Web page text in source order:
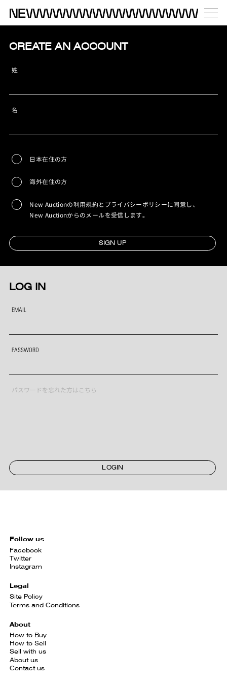
CREATE AN ACCOUNT
姓
名
日本在住の方
海外在住の方
New Auctionの利用規約とプライバシーポリシーに同意し、
New Auctionからのメールを受信します。
SIGN UP
LOG IN
EMAIL
PASSWORD
パスワードを忘れた方はこちら
LOGIN
Follow us
Facebook
Twitter
Instagram
Legal
Site Policy
Terms and Conditions
About
How to Buy
How to Sell
Sell with us
About us
Contact us